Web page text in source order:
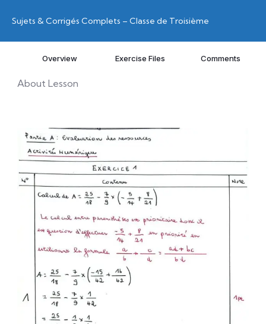
Sujets & Corrigés Complets – Classe de Troisième
Overview Exercise Files Comments
About Lesson